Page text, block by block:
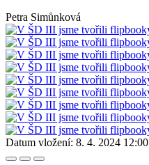
Petra Simůnková
Datum vložení: 8. 4. 2024 12:00